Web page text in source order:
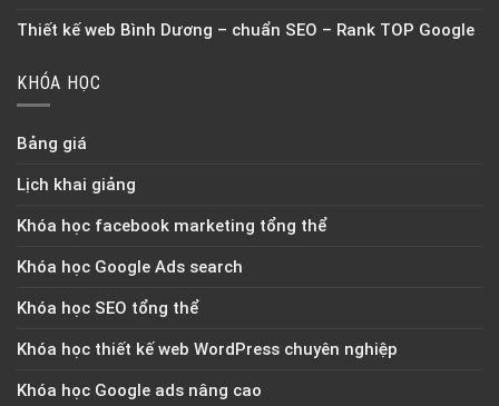
Thiết kế web Bình Dương – chuẩn SEO – Rank TOP Google
KHÓA HỌC
Bảng giá
Lịch khai giảng
Khóa học facebook marketing tổng thể
Khóa học Google Ads search
Khóa học SEO tổng thể
Khóa học thiết kế web WordPress chuyên nghiệp
Khóa học Google ads nâng cao